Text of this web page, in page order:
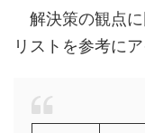
解決策の観点に
リストを参考に